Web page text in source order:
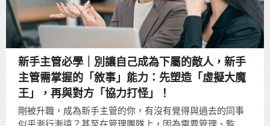
新手主管必學｜別讓自己成為下屬的敵人，新手
主管需掌握的「敘事」能力：先塑造「虛擬大魔
王」，再與對方「協力打怪」！
剛被升職，成為新手主管的你，有沒有覺得與過去的同事
似乎漸行漸遠？甚至在管理團隊上，因為需要管理、監